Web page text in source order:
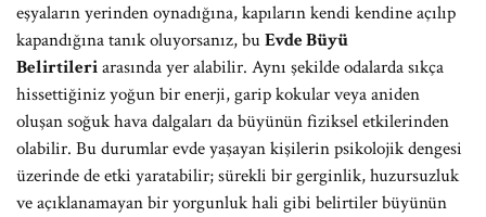
eşyaların yerinden oynadığına, kapıların kendi kendine açılıp
kapandığına tanık oluyorsanız, buEvde Büyü
Belirtileriarasında yer alabilir. Aynı şekilde odalarda sıkça
hissettiğiniz yoğun bir enerji, garip kokular veya aniden
oluşan soğuk hava dalgaları da büyünün fiziksel etkilerinden
olabilir. Bu durumlar evde yaşayan kişilerin psikolojik dengesi
üzerinde de etki yaratabilir; sürekli bir gerginlik, huzursuzluk
ve açıklanamayan bir yorgunluk hali gibi belirtiler büyünün